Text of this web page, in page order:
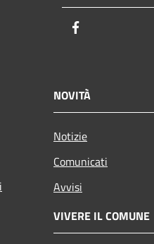
NOVITÀ
Notizie
Comunicati
Avvisi
VIVERE IL COMUNE